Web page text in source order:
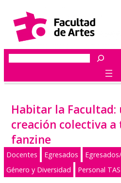
contenido
Buscar
Habitar la Facultad:
creación colectiva a
fanzine
Docentes Egresados
Género y Diversidad
Personal TAS